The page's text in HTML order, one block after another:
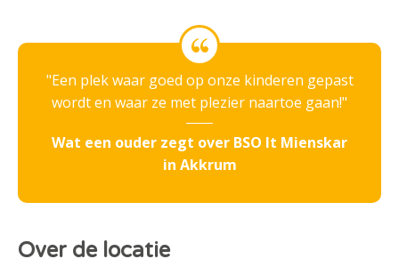
Een plek waar goed op onze kinderen gepast
wordt en waar ze met plezier naartoe gaan!
Wat een ouder zegt over BSO It Mienskar
in Akkrum
Over de locatie